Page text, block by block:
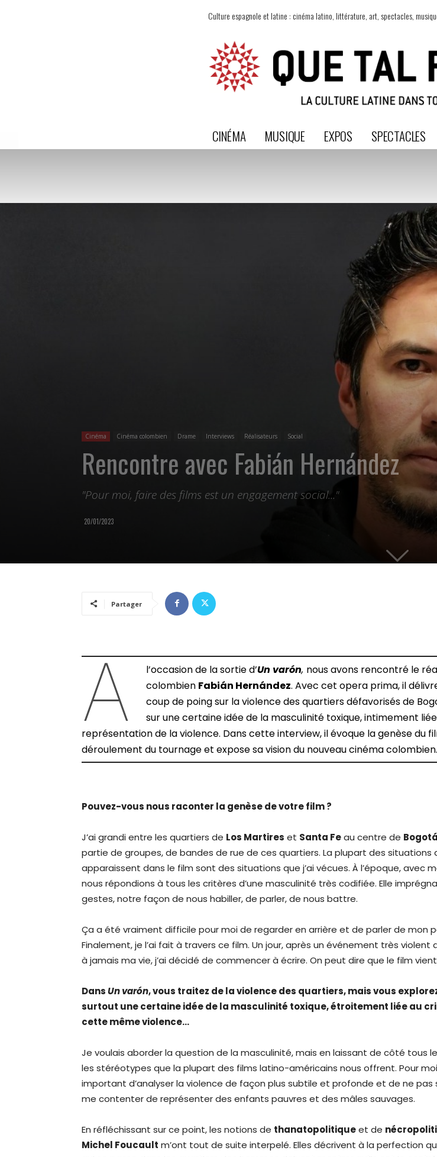
Culture espagnole et latine : cinéma latino, littérature, art, spectacles,
CINÉMA MUSIQUE EXPOS SPECTACLES
Cinéma Cinéma colombien Drame Interviews Réalisateurs Social
Rencontre avec Fabián Hernández
"Pour moi, faire des films est un engagement social..."
20/01/2023
Partager
Á l’occasion de la sortie d’Un varón, nous avons rencontré le
colombien Fabián Hernández. Avec cet opera prima, il
coup de poing sur la violence des quartiers défavorisés de
sur une certaine idée de la masculinité toxique, intimement
représentation de la violence. Dans cette interview, il évoque la genèse du
déroulement du tournage et expose sa vision du nouveau cinéma colombien.
Pouvez-vous nous raconter la genèse de votre film ?
J’ai grandi entre les quartiers de Los Martires et Santa Feau centre de Bogotá
partie de groupes, de bandes de rue de ces quartiers. La plupart des situations
apparaissent dans le film sont des situations que j’ai vécues. À l’époque, avec
nous répondions à tous les critères d’une masculinité très codifiée. Elle
gestes, notre façon de nous habiller, de parler, de nous battre.
Ça a été vraiment difficile pour moi de regarder en arrière et de parler de mon
Finalement, je l’ai fait à travers ce film. Un jour, après un événement très violent
à jamais ma vie, j’ai décidé de commencer à écrire. On peut dire que le film
DansUn varón, vous traitez de la violence des quartiers, mais vous
surtout une certaine idée de la masculinité toxique, étroitement liée au
cette même violence…
Je voulais aborder la question de la masculinité, mais en laissant de côté tous
les stéréotypes que la plupart des films latino-américains nous offrent. Pour
important d’analyser la violence de façon plus subtile et profonde et de ne pas
me contenter de représenter des enfants pauvres et des mâles sauvages.
En réfléchissant sur ce point, les notions de thanatopolitiqueet de
Michel Foucault m’ont tout de suite interpelé. Elles décrivent à la perfection